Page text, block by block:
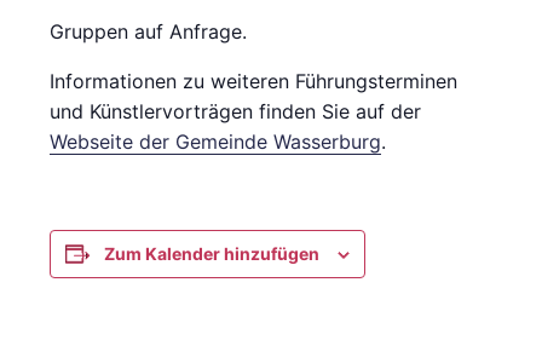
Gruppen auf Anfrage.
Informationen zu weiteren Führungsterminen
und Künstlervorträgen finden Sie auf der
Webseite der Gemeinde Wasserburg.
Zum Kalender hinzufügen